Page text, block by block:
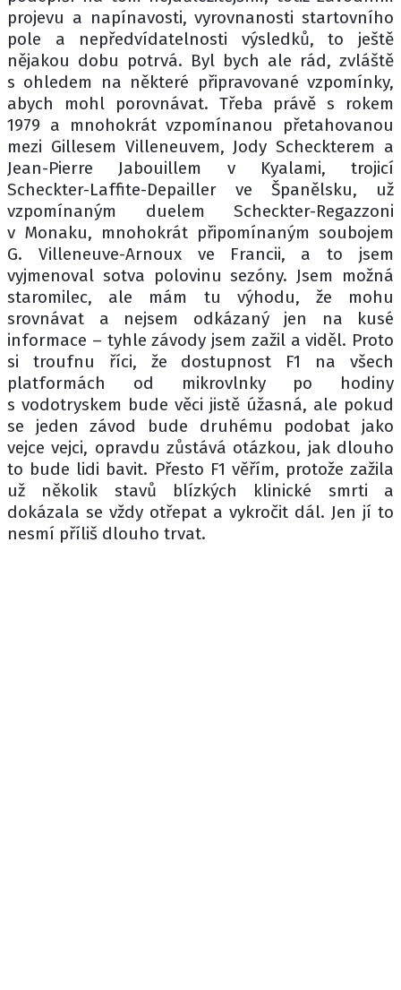
projevu a napínavosti, vyrovnanosti startovního
pole a nepředvídatelnosti výsledků, to ještě
nějakou dobu potrvá. Byl bych ale rád, zvláště
s ohledem na některé připravované vzpomínky,
abych mohl porovnávat. Třeba právě s rokem
1979 a mnohokrát vzpomínanou přetahovanou
mezi Gillesem Villeneuvem, Jody Scheckterem a
Jean-Pierre Jabouillem v Kyalami, trojicí
Scheckter-Laffite-Depailler ve Španělsku, už
vzpomínaným duelem Scheckter-Regazzoni
v Monaku, mnohokrát připomínaným soubojem
G. Villeneuve-Arnoux ve Francii, a to jsem
vyjmenoval sotva polovinu sezóny. Jsem možná
staromilec, ale mám tu výhodu, že mohu
srovnávat a nejsem odkázaný jen na kusé
informace – tyhle závody jsem zažil a viděl. Proto
si troufnu říci, že dostupnost F1 na všech
platformách od mikrovlnky po hodiny
s vodotryskem bude věci jistě úžasná, ale pokud
se jeden závod bude druhému podobat jako
vejce vejci, opravdu zůstává otázkou, jak dlouho
to bude lidi bavit. Přesto F1 věřím, protože zažila
už několik stavů blízkých klinické smrti a
dokázala se vždy otřepat a vykročit dál. Jen jí to
nesmí příliš dlouho trvat.